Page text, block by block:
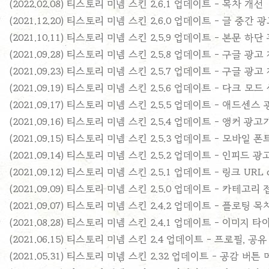
(2022.02.08) 티스토리 미넴 스킨 2.6.1 업데이트 - 목차 개선
(2021.12.20) 티스토리 미넴 스킨 2.6.0 업데이트 - 글 중간
(2021.10.11) 티스토리 미넴 스킨 2.5.9 업데이트 - 본문 하단
(2021.09.28) 티스토리 미넴 스킨 2.5.8 업데이트 - 구글 광고
(2021.09.23) 티스토리 미넴 스킨 2.5.7 업데이트 - 구글 광고
(2021.09.19) 티스토리 미넴 스킨 2.5.6 업데이트 - 다크 모드
(2021.09.17) 티스토리 미넴 스킨 2.5.5 업데이트 - 애드센스
(2021.09.16) 티스토리 미넴 스킨 2.5.4 업데이트 - 앵커 광고
(2021.09.15) 티스토리 미넴 스킨 2.5.3 업데이트 - 모바일 폰
(2021.09.14) 티스토리 미넴 스킨 2.5.2 업데이트 - 인피드 광
(2021.09.12) 티스토리 미넴 스킨 2.5.1 업데이트 - 링크
(2021.09.09) 티스토리 미넴 스킨 2.5.0 업데이트 - 카테고리
(2021.09.07) 티스토리 미넴 스킨 2.4.2 업데이트 - 플로팅 목
(2021.08.28) 티스토리 미넴 스킨 2.4.1 업데이트 - 이미지 타
(2021.06.15) 티스토리 미넴 스킨 2.4 업데이트 - 프로필, 공
(2021.05.31) 티스토리 미넴 스킨 2.32 업데이트 - 공감 버튼